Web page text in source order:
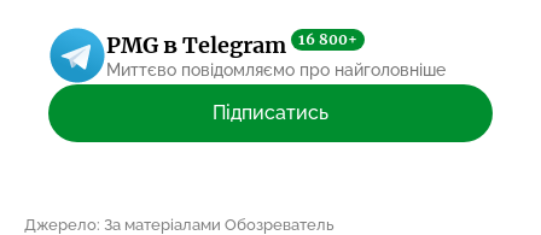
PMG в Telegram 16 800+
Миттєво повідомляємо про найголовніше
Підписатись
Джерело: За матеріалами Обозреватель